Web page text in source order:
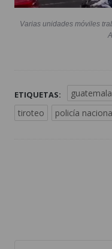
Varias unidades móviles
ETIQUETAS: guatemala
tiroteo
policía